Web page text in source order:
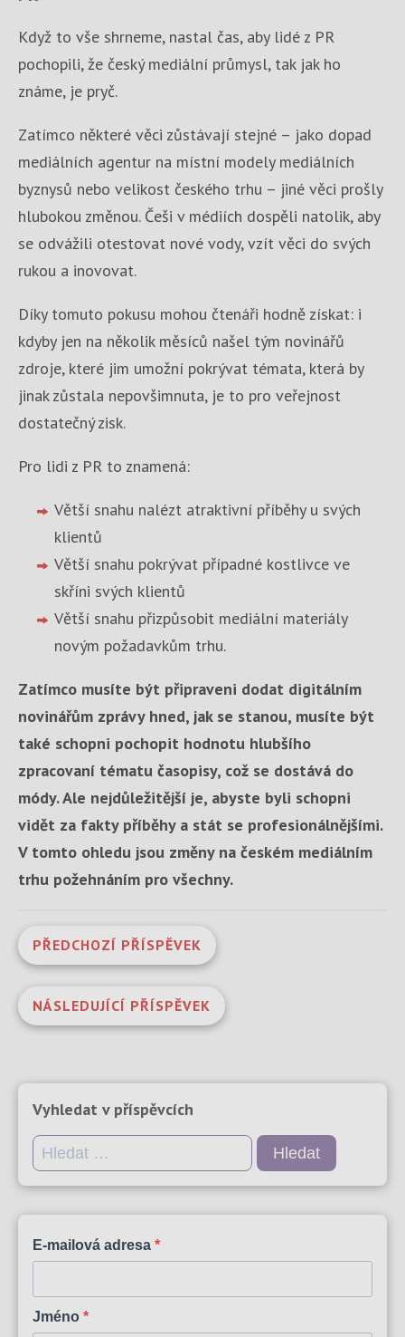
Když to vše shrneme, nastal čas, aby lidé z PR
pochopili, že český mediální průmysl, tak jak ho
známe, je pryč.
Zatímco některé věci zůstávají stejné – jako dopad
mediálních agentur na místní modely mediálních
byznysů nebo velikost českého trhu – jiné věci prošly
hlubokou změnou. Češi v médiích dospěli natolik, aby
se odvážili otestovat nové vody, vzít věci do svých
rukou a inovovat.
Díky tomuto pokusu mohou čtenáři hodně získat: i
kdyby jen na několik měsíců našel tým novinářů
zdroje, které jim umožní pokrývat témata, která by
jinak zůstala nepovšimnuta, je to pro veřejnost
dostatečný zisk.
Pro lidi z PR to znamená:
Větší snahu nalézt atraktivní příběhy u svých
klientů
Větší snahu pokrývat případné kostlivce ve
skříni svých klientů
Větší snahu přizpůsobit mediální materiály
novým požadavkům trhu.
Zatímco musíte být připraveni dodat digitálním
novinářům zprávy hned, jak se stanou, musíte být
také schopni pochopit hodnotu hlubšího
zpracovaní tématu časopisy, což se dostává do
módy. Ale nejdůležitější je, abyste byli schopni
vidět za fakty příběhy a stát se profesionálnějšími.
V tomto ohledu jsou změny na českém mediálním
trhu požehnáním pro všechny.
PŘEDCHOZÍ PŘÍSPĚVEK
NÁSLEDUJÍCÍ PŘÍSPĚVEK
Vyhledat v příspěvcích
Vyhledávání
E-mailová adresa
Jméno